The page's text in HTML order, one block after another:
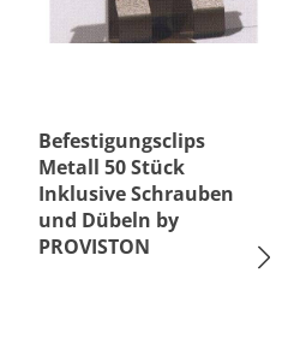
Befestigungsclips
Metall 50 Stück
Inklusive Schrauben
und Dübeln by
PROVISTON